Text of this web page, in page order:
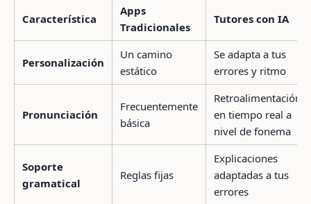
Característica
Apps
Tradicionales
Tutores con IA
Personalización
Un camino
estático
Se adapta a tus
errores y ritmo
Pronunciación
Frecuentemente
básica
Retroalimentación
en tiempo real a
nivel de fonema
Soporte
gramatical
Reglas fijas
Explicaciones
adaptadas a tus
errores